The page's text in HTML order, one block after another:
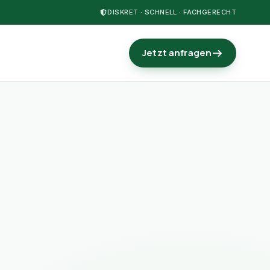
DISKRET · SCHNELL · FACHGERECHT
Jetzt anfragen